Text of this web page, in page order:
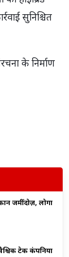
सुनिश्चित
के निर्माण
जमींदोज़, लोगों
टेक कंपनियों